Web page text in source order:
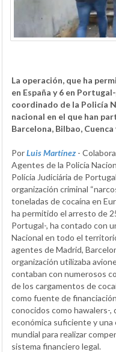
La operación, que ha
en España y 6 en
coordinado de la Policía
nacional en el que han
Barcelona, Bilbao,
PorLuis Martínez -
Agentes de la Policía
Polícia Judiciária de
organización criminal
toneladas de cocaína en
ha permitido el arresto de
Portugal-, ha contado con
Nacional en todo el
agentes de Madrid,
organización utilizaba
contaban con numerosos
de los cargamentos de
como fuente de
conocidos como hawalers-,
económica suficiente y
mundial para realizar
sistema financiero legal.